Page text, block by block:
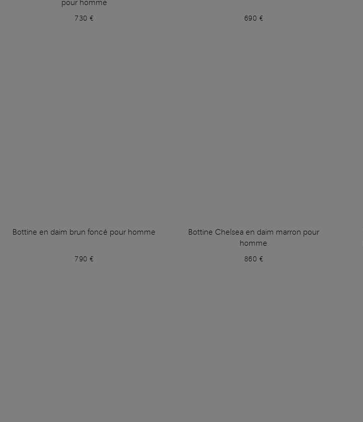
pour homme
730 € 690 €
Bottine en daim brun foncé pour homme
790 €
Bottine Chelsea en daim marron pour
homme
860 €